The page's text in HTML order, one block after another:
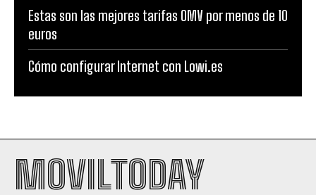
Estas son las mejores tarifas OMV por menos de 10
euros
Cómo configurar Internet con Lowi.es
MOVILTODAY